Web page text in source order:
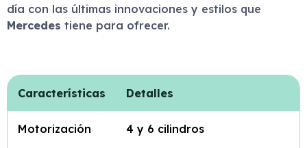
día con las últimas innovaciones y estilos que
Mercedes tiene para ofrecer.
Características Detalles
Motorización 4 y 6 cilindros